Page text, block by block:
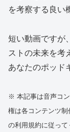
を考察する良い
短い動画ですが
ストの未来を考
あなたのポッド
※ 本記事は音声コ
権は各コンテンツ
の利用規約に従って